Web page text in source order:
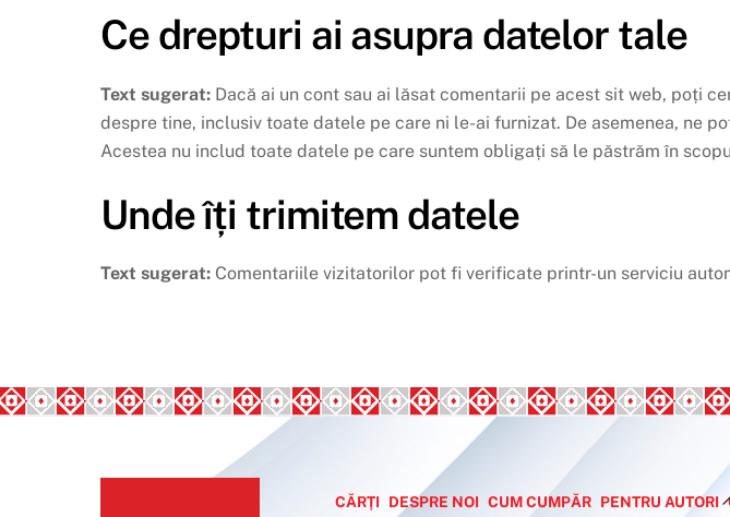
Ce drepturi ai asupra datelor tale
Text sugerat: Dacă ai un cont sau ai lăsat comentarii pe acest sit web, poți
despre tine, inclusiv toate datele pe care ni le-ai furnizat. De asemenea, ne
Acestea nu includ toate datele pe care suntem obligați să le păstrăm în
Unde îți trimitem datele
Text sugerat: Comentariile vizitatorilor pot fi verificate printr-un serviciu
CĂRȚI DESPRE NOI CUM CUMPĂR PENTRU AUTORI